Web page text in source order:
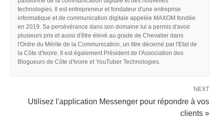
technologies. Il est entrepreneur et fondateur d'une entreprise
informatique et de communication digitale appelée MAXOM fondée
en 2019. Sa persévérance dans son domaine lui a permis d'avoir
plusieurs prix et aussi d'être élevé au grade de Chevalier dans
l'Ordre du Mérite de la Communication, un titre décerné par l'Etat de
la Côte d'Ivoire. Il est également Président de l'Association des
Blogueurs de Côte d'Ivoire et YouTuber Technologies.
NEXT
Utilisez l'application Messenger pour répondre à vos
clients »